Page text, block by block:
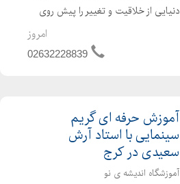
دنیایی از خلاقیت و تغییر را پیش روی
هنرمندان قرار میدهد. این حرفه، با ترکیب
دانش رنگ، نور، فرم و آناتومی صورت،
امروز
02632228839
آموزش حرفه ای گریم
سینمایی با استاد آرش
سعیدی در کرج
آموزشگاه اندیشه ی نو